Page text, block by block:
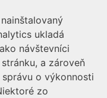
ukladá
návštevníci
a zároveň
o výkonnosti
zo